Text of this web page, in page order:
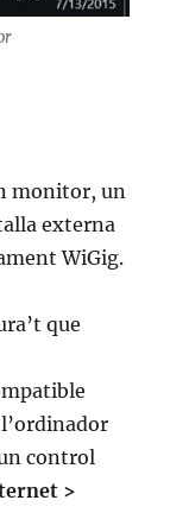
monitor, un
externa
WiGig.
que
control
>